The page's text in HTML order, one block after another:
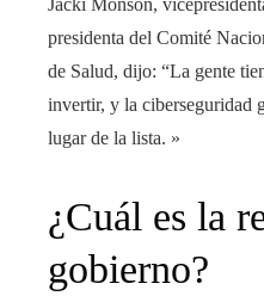
Jacki Monson,
presidenta del Comité
de Salud, dijo: “La gente
invertir, y la ciberseguridad
lugar de la lista. »
¿Cuál es la
gobierno?